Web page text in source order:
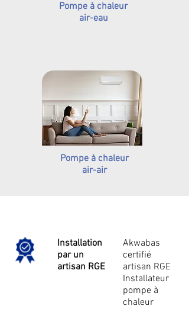
Pompe à chaleur
air-eau
Pompe à chaleur
air-air
Installation
par un
artisan RGE
Akwabas
certifié
artisan RGE
Installateur
pompe à
chaleur